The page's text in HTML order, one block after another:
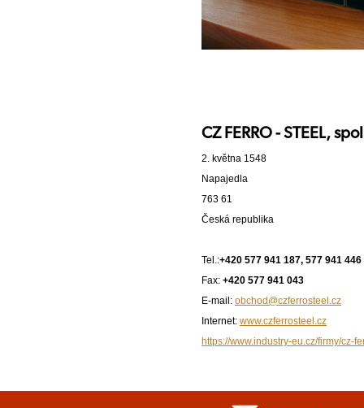
CZ FERRO - STEEL,
2. května 1548
Napajedla
763 61
Česká republika
Tel.:+420 577 941 187, 577 941 446
Fax: +420 577 941 043
E-mail: obchod@czferrosteel.cz
Internet: www.czferrosteel.cz
https://www.industry-eu.cz/firmy/cz-